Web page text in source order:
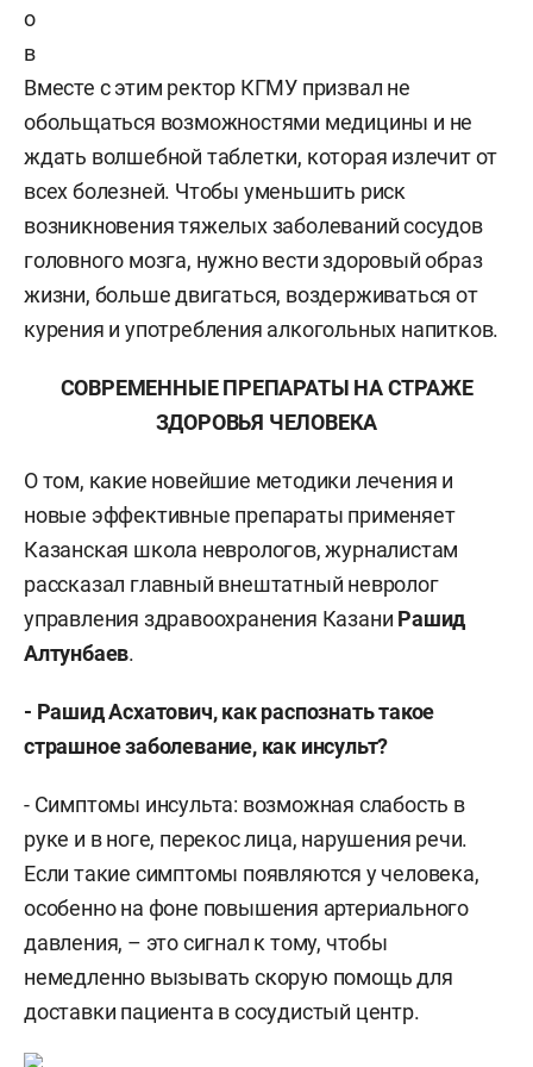
о
в
Вместе с этим ректор КГМУ призвал не
обольщаться возможностями медицины и не
ждать волшебной таблетки, которая излечит от
всех болезней. Чтобы уменьшить риск
возникновения тяжелых заболеваний сосудов
головного мозга, нужно вести здоровый образ
жизни, больше двигаться, воздерживаться от
курения и употребления алкогольных напитков.
СОВРЕМЕННЫЕ ПРЕПАРАТЫ НА СТРАЖЕ
ЗДОРОВЬЯ ЧЕЛОВЕКА
О том, какие новейшие методики лечения и
новые эффективные препараты применяет
Казанская школа неврологов, журналистам
рассказал главный внештатный невролог
управления здравоохранения Казани Рашид
Алтунбаев.
- Рашид Асхатович, как распознать такое
страшное заболевание, как инсульт?
- Симптомы инсульта: возможная слабость в
руке и в ноге, перекос лица, нарушения речи.
Если такие симптомы появляются у человека,
особенно на фоне повышения артериального
давления, – это сигнал к тому, чтобы
немедленно вызывать скорую помощь для
доставки пациента в сосудистый центр.